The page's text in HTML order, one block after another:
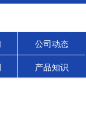
公司动态
产品知识